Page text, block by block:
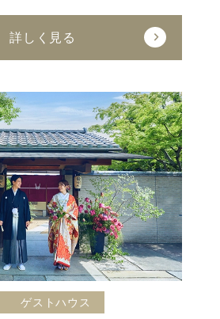
詳しく見る
ゲストハウス